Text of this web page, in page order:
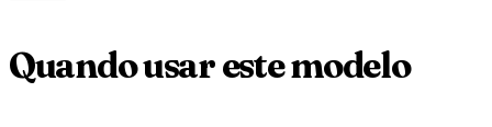
Quando usar este modelo